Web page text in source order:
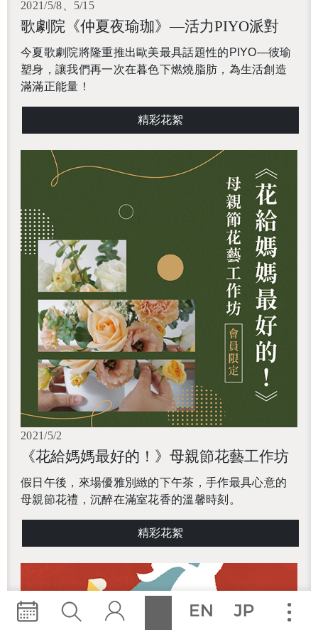
2021/5/8、5/15
歌劇院《仲夏夜瑜珈》—活力PIYO派對
今夏歌劇院將隆重推出歐美最具話題性的PIYO—彼瑜
塑身，讓我們再一次在暮色下燃燒脂肪，為生活創造
滿滿正能量！
精彩花絮
2021/5/2
《花給媽媽最好的！》母親節花藝工作坊
假日午後，來場優雅別緻的下午茶， 手作最具心意的
母親節花禮，沉醉在滿室花香的溫馨時刻。
精彩花絮